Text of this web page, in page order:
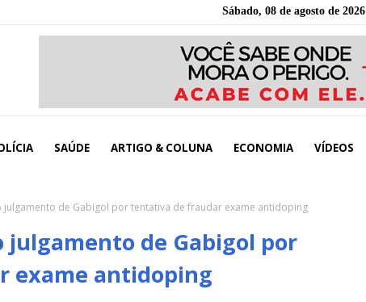
Sábado, 08 de agosto de 2026
SAÚDE ARTIGO & COLUNA ECONOMIA VÍDEOS
julgamento de Gabigol por tentativa de fraudar exame antidoping
julgamento de Gabigol por
exame antidoping